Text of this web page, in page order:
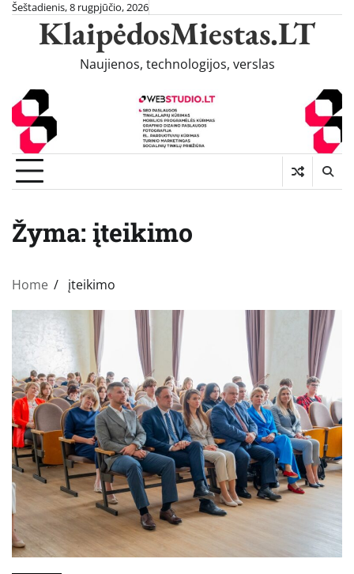
Skip
content
Šeštadienis, 8 rugpjūčio, 2026
KlaipėdosMiestas.LT
Naujienos, technologijos, verslas
Žyma: įteikimo
Home įteikimo